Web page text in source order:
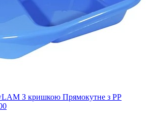
З кришкою Прямокутне з РР